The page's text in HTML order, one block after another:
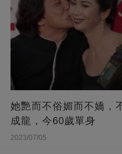
她艷而不俗媚而不嬌，
成龍，今60歲單身
2023/07/05